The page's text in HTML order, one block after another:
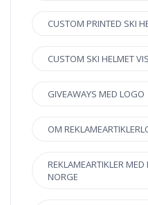
CUSTOM PRINTED SKI
CUSTOM SKI HELMET
GIVEAWAYS MED LOGO
OM
REKLAMEARTIKLER
NORGE